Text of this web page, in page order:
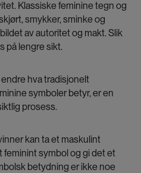
Klassiske feminine tegn og
smykker, sminke og
av autoritet og makt. Slik
på lengre sikt.
hva tradisjonelt
symboler betyr, er en
prosess.
kan ta et maskulint
feminint symbol og gi det et
betydning er ikke noe